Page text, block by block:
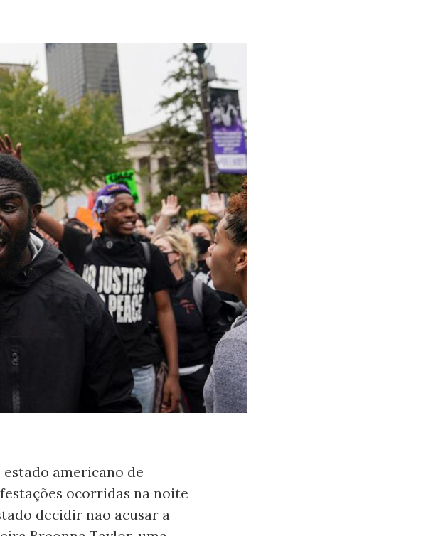
americano de
ocorridas na noite
decidir não acusar a